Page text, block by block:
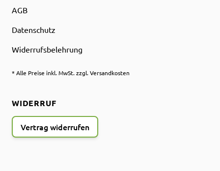
AGB
Datenschutz
Widerrufsbelehrung
* Alle Preise inkl. MwSt. zzgl. Versandkosten
WIDERRUF
Vertrag widerrufen